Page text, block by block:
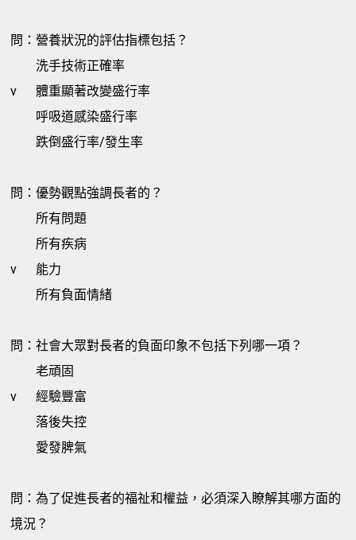
問：營養狀況的評估指標包括？
洗手技術正確率
v
體重顯著改變盛行率
呼吸道感染盛行率
跌倒盛行率/發生率
問：優勢觀點強調長者的？
所有問題
所有疾病
v
能力
所有負面情緒
問：社會大眾對長者的負面印象不包括下列哪一項？
老頑固
v
經驗豐富
落後失控
愛發脾氣
問：為了促進長者的福祉和權益，必須深入瞭解其哪方面的
境況？